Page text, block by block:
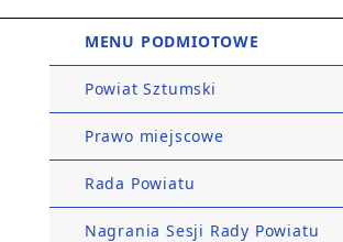
MENU PODMIOTOWE
Powiat Sztumski
Prawo miejscowe
Rada Powiatu
Nagrania Sesji Rady Powiatu